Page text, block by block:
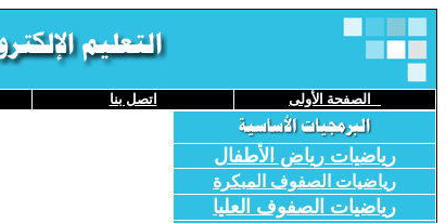
الصفحة الأولى اتصل بنا
رياضيات رياض الأطفال
رياضيات الصفوف المبكرة
رياضيات الصفوف العليا